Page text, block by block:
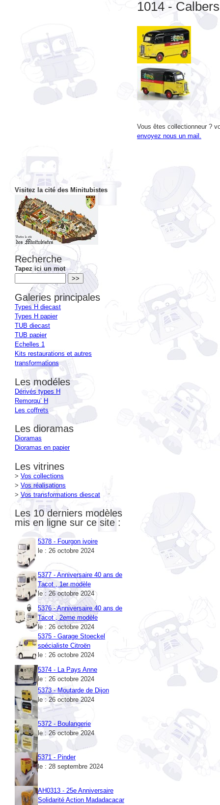
Vous êtes collectionneur ?
Visitez la cité des Minitubistes
Recherche
Tapez ici un mot
Galeries principales
Types H diecast
Types H papier
TUB diecast
TUB papier
Echelles 1
Kits restaurations et autres
transformations
Les modéles
Dérivés types H
Remorqu’ H
Les coffrets
Les dioramas
Dioramas
Dioramas en papier
Les vitrines
>
Vos collections
>Vos réalisations
> Vos transformations diescat
Les 10 derniers modèles
mis en ligne sur ce site :
5378 - Fourgon ivoire
le : 26 octobre 2024
Tacot , 1er modèle
le : 26 octobre 2024
5376 - Anniversaire 40 ans de
Tacot , 2eme modèle
le : 26 octobre 2024
5375 - Garage Stoeckel
spécialiste Citroën
le : 26 octobre 2024
5374 - La Pays Anne
5373 - Moutarde de Dijon
le : 26 octobre 2024
5372 - Boulangerie
le : 26 octobre 2024
5371 - Pinder
le : 28 septembre 2024
le : 28 septembre 2024